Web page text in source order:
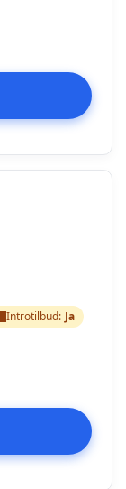
Introtilbud: Ja